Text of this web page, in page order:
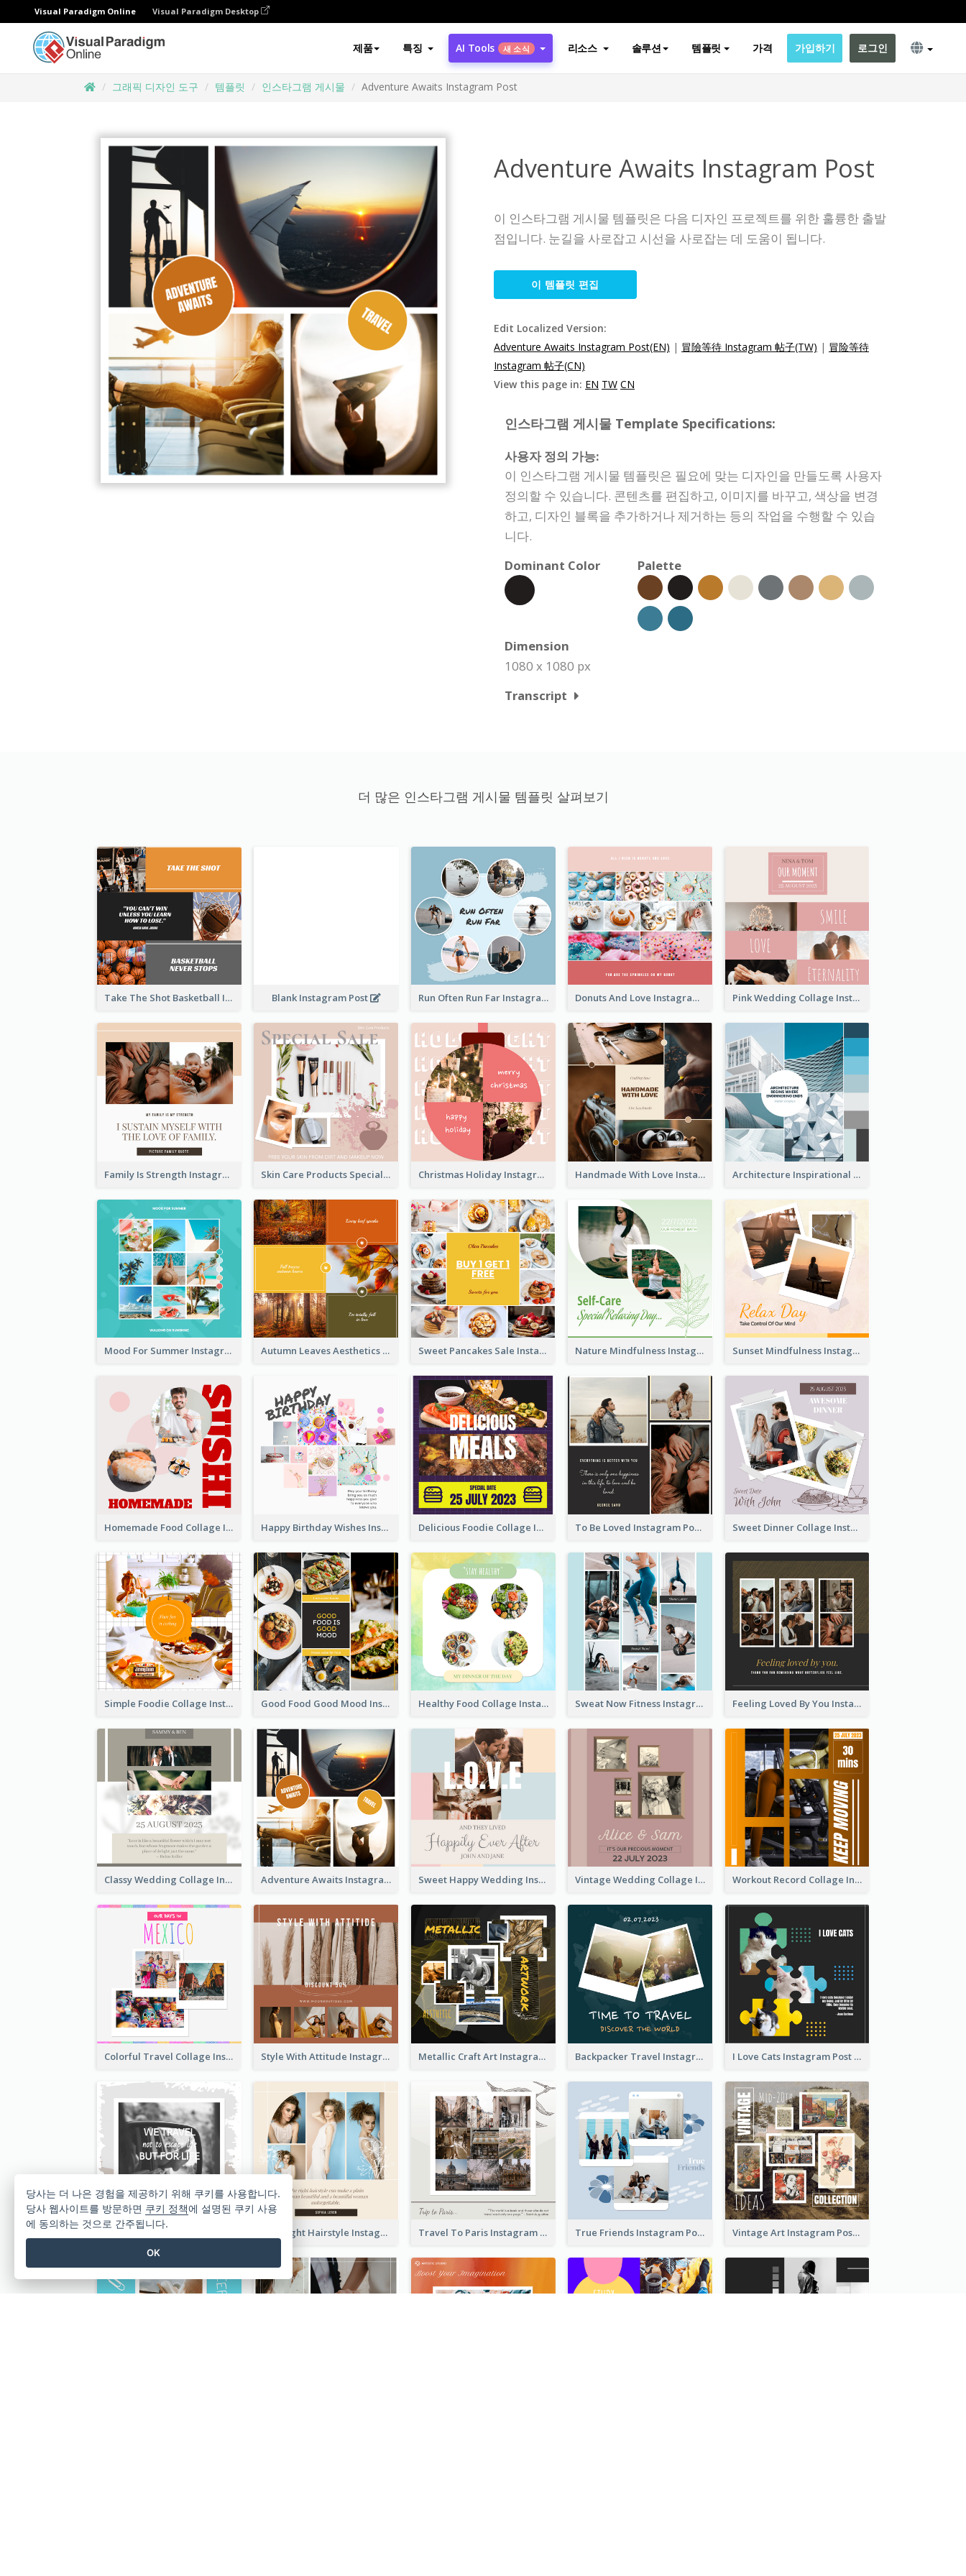
Visual Paradigm Online Visual Paradigm Desktop
제품 특징 AI Tools 새 소식 리소스 솔루션 템플릿 가격 가입하기 로그인
그래픽 디자인 도구 템플릿 인스타그램 게시물 Adventure Awaits Instagram Post
Adventure Awaits Instagram Post
이 인스타그램 게시물 템플릿은 다음 디자인 프로젝트를 위한 훌륭한 출발
점입니다. 눈길을 사로잡고 시선을 사로잡는 데 도움이 됩니다.
이 템플릿 편집
Edit Localized Version:
Adventure Awaits Instagram Post(EN) | 冒險等待 Instagram 帖子(TW) | 冒险等待
Instagram 帖子(CN)
View this page in: EN TW CN
인스타그램 게시물 Template Specifications:
사용자 정의 가능:
이 인스타그램 게시물 템플릿은 필요에 맞는 디자인을 만들도록 사용자
정의할 수 있습니다. 콘텐츠를 편집하고, 이미지를 바꾸고, 색상을 변경
하고, 디자인 블록을 추가하거나 제거하는 등의 작업을 수행할 수 있습
니다.
Dominant Color
Palette
Dimension
1080 x 1080 px
Transcript
더 많은 인스타그램 게시물 템플릿 살펴보기
Take The Shot Basketball Instagram Post Blank Instagram Post Run Often Run Far Instagram Post Donuts And Love Instagram Post Pink Wedding Collage Instagram Post
Family Is Strength Instagram Post Skin Care Products Special Sale Instagram Post Christmas Holiday Instagram Post Handmade With Love Instagram Post Architecture Inspirational Quote Instagram Post
Mood For Summer Instagram Post Autumn Leaves Aesthetics Instagram Post Sweet Pancakes Sale Instagram Post Nature Mindfulness Instagram Post Sunset Mindfulness Instagram Post
Homemade Food Collage Instagram Post Happy Birthday Wishes Instagram Post Delicious Foodie Collage Instagram Post To Be Loved Instagram Post Sweet Dinner Collage Instagram Post
Simple Foodie Collage Instagram Post Good Food Good Mood Instagram Post Healthy Food Collage Instagram Post Sweat Now Fitness Instagram Post Feeling Loved By You Instagram Post
Classy Wedding Collage Instagram Post Adventure Awaits Instagram Post Sweet Happy Wedding Instagram Post Vintage Wedding Collage Instagram Post Workout Record Collage Instagram Post
Colorful Travel Collage Instagram Post Style With Attitude Instagram Post Metallic Craft Art Instagram Post Backpacker Travel Instagram Post I Love Cats Instagram Post
The Right Hairstyle Instagram Post Travel To Paris Instagram Post True Friends Instagram Post Vintage Art Instagram Post
당사는 더 나은 경험을 제공하기 위해 쿠키를 사용합니다.
당사 웹사이트를 방문하면 쿠키 정책에 설명된 쿠키 사용
에 동의하는 것으로 간주됩니다.
OK